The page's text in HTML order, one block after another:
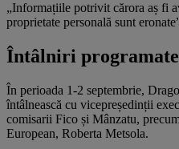
„Informațiile potrivit cărora aș fi
proprietate personală sunt
Întâlniri
În perioada 1-2 septembrie,
întâlnească cu vicepreședinții
comisarii Fico și Mânzatu,
European, Roberta Metsola.